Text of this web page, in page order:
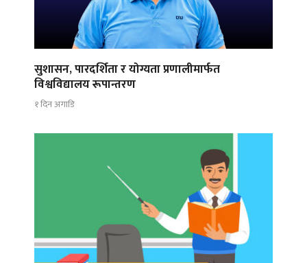
सुशासन, पारदर्शिता र योग्यता प्रणालीमार्फत
विश्वविद्यालय रूपान्तरण
१ दिन अगाडि